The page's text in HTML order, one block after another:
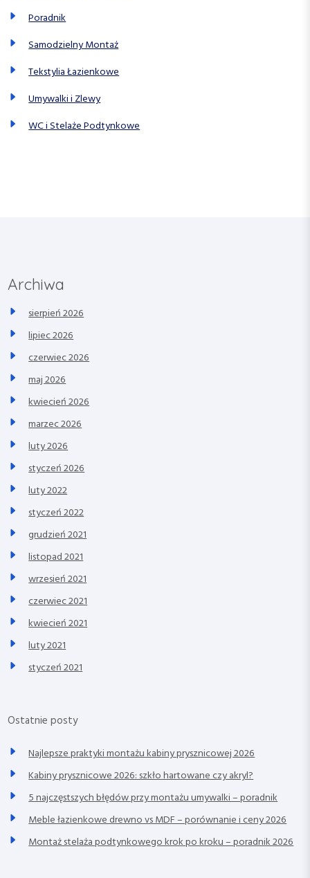
Poradnik
Samodzielny Montaż
Tekstylia Łazienkowe
Umywalki i Zlewy
WC i Stelaże Podtynkowe
Archiwa
sierpień 2026
lipiec 2026
czerwiec 2026
maj 2026
kwiecień 2026
marzec 2026
luty 2026
styczeń 2026
luty 2022
styczeń 2022
grudzień 2021
listopad 2021
wrzesień 2021
czerwiec 2021
kwiecień 2021
luty 2021
styczeń 2021
Ostatnie posty
Najlepsze praktyki montażu kabiny prysznicowej 2026
Kabiny prysznicowe 2026: szkło hartowane czy akryl?
5 najczęstszych błędów przy montażu umywalki – poradnik
Meble łazienkowe drewno vs MDF – porównanie i ceny 2026
Montaż stelaża podtynkowego krok po kroku – poradnik 2026